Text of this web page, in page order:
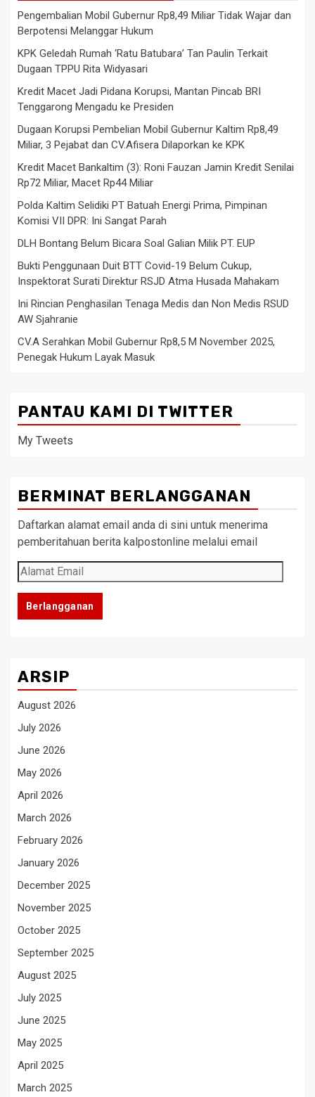
Pengembalian Mobil Gubernur Rp8,49 Miliar Tidak Wajar dan
Berpotensi Melanggar Hukum
KPK Geledah Rumah ‘Ratu Batubara’ Tan Paulin Terkait
Dugaan TPPU Rita Widyasari
Kredit Macet Jadi Pidana Korupsi, Mantan Pincab BRI
Tenggarong Mengadu ke Presiden
Dugaan Korupsi Pembelian Mobil Gubernur Kaltim Rp8,49
Miliar, 3 Pejabat dan CV.Afisera Dilaporkan ke KPK
Kredit Macet Bankaltim (3): Roni Fauzan Jamin Kredit Senilai
Rp72 Miliar, Macet Rp44 Miliar
Polda Kaltim Selidiki PT Batuah Energi Prima, Pimpinan
Komisi VII DPR: Ini Sangat Parah
DLH Bontang Belum Bicara Soal Galian Milik PT. EUP
Bukti Penggunaan Duit BTT Covid-19 Belum Cukup,
Inspektorat Surati Direktur RSJD Atma Husada Mahakam
Ini Rincian Penghasilan Tenaga Medis dan Non Medis RSUD
AW Sjahranie
CV.A Serahkan Mobil Gubernur Rp8,5 M November 2025,
Penegak Hukum Layak Masuk
PANTAU KAMI DI TWITTER
My Tweets
BERMINAT BERLANGGANAN
Daftarkan alamat email anda di sini untuk menerima
pemberitahuan berita kalpostonline melalui email
Alamat
Email
Berlangganan
ARSIP
August 2026
July 2026
June 2026
May 2026
April 2026
March 2026
February 2026
January 2026
December 2025
November 2025
October 2025
September 2025
August 2025
July 2025
June 2025
May 2025
April 2025
March 2025